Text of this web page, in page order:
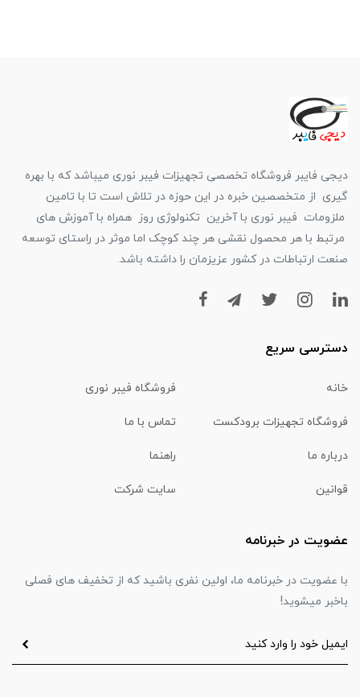
دیجی فایبر فروشگاه تخصصی تجهیزات فیبر نوری میباشد که با بهره
گیری از متخصصین خبره در این حوزه در تلاش است تا با تامین
ملزومات فیبر نوری با آخرین تکنولوژی روز همراه با آموزش های
مرتبط با هر محصول نقشی هر چند کوچک اما موثر در راستای توسعه
صنعت ارتباطات در کشور عزیزمان را داشته باشد.
دسترسی سریع
خانه فروشگاه فیبر نوری
فروشگاه تجهیزات برودکست تماس با ما
درباره ما راهنما
قوانین سایت شرکت
عضویت در خبرنامه
با عضویت در خبرنامه ما، اولین نفری باشید که از تخفیف های فصلی
باخبر میشوید!